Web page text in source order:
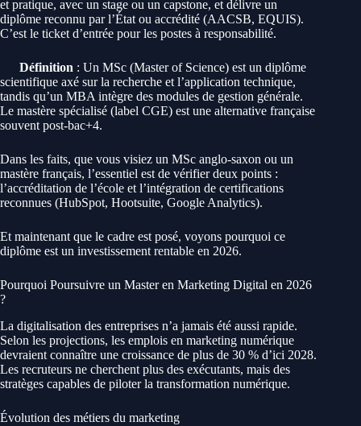
et pratique, avec un stage ou un capstone, et délivre un
diplôme reconnu par l’État ou accrédité (AACSB, EQUIS).
C’est le ticket d’entrée pour les postes à responsabilité.
Définition : Un MSc (Master of Science) est un diplôme
scientifique axé sur la recherche et l’application technique,
tandis qu’un MBA intègre des modules de gestion générale.
Le mastère spécialisé (label CGE) est une alternative française
souvent post-bac+4.
Dans les faits, que vous visiez un MSc anglo-saxon ou un
mastère français, l’essentiel est de vérifier deux points :
l’accréditation de l’école et l’intégration de certifications
reconnues (HubSpot, Hootsuite, Google Analytics).
Et maintenant que le cadre est posé, voyons pourquoi ce
diplôme est un investissement rentable en 2026.
Pourquoi Poursuivre un Master en Marketing Digital en 2026
?
La digitalisation des entreprises n’a jamais été aussi rapide.
Selon les projections, les emplois en marketing numérique
devraient connaître une croissance de plus de 30 % d’ici 2028.
Les recruteurs ne cherchent plus des exécutants, mais des
stratèges capables de piloter la transformation numérique.
Évolution des métiers du marketing